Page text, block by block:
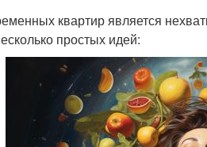
квартир является
простых идей: